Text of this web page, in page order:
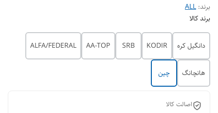
برند: ALL
برند کالا
دانگیل کره KODIR
SRB
AA-TOP
ALFA/FEDERAL
هانچانگ چین
اصالت کالا